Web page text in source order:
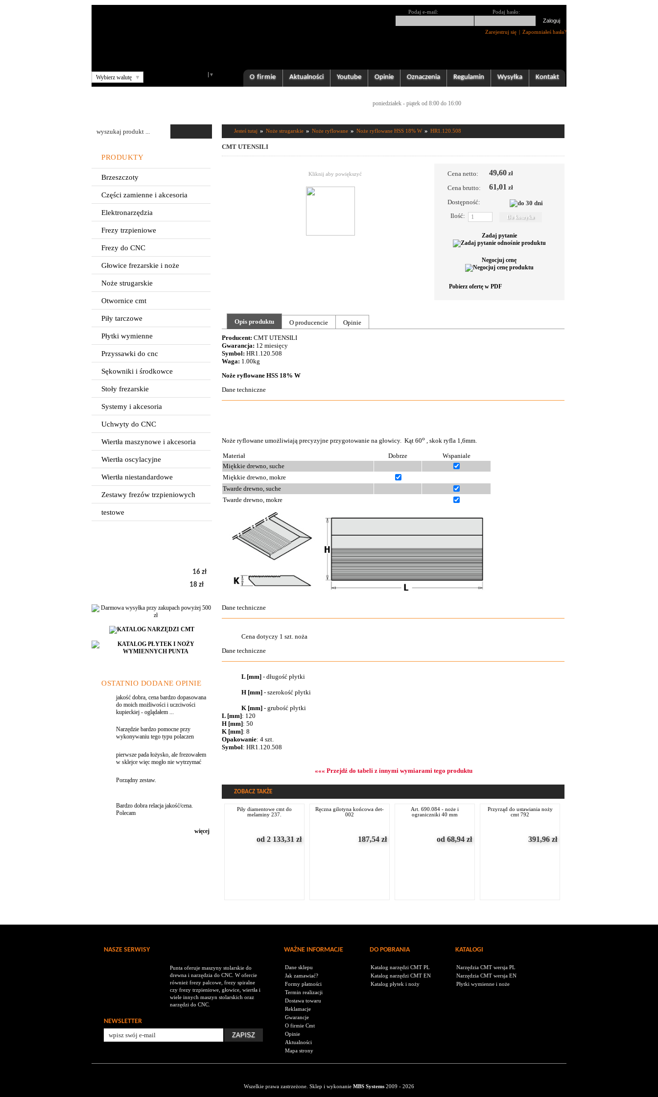
Podaj e-mail: Podaj hasło:
Zapomniałeś hasła?
|
Zarejestruj się
Wybierz walutę ▼ ▼ O firmie Aktualności Youtube Opinie Oznaczenia Regulamin Wysyłka Kontakt
poniedziałek - piątek od 8:00 do 16:00
PRODUKTY
Brzeszczoty
Części zamienne i akcesoria
Elektronarzędzia
Frezy trzpieniowe
Frezy do CNC
Głowice frezarskie i noże
Noże strugarskie
Otwornice cmt
Piły tarczowe
Płytki wymienne
Przyssawki do cnc
Sękowniki i środkowce
Stoły frezarskie
Systemy i akcesoria
Uchwyty do CNC
Wiertła maszynowe i akcesoria
Wiertła oscylacyjne
Wiertła niestandardowe
Zestawy frezów trzpieniowych
testowe
16 zł
18 zł
OSTATNIO DODANE OPINIE
jakość dobra, cena bardzo dopasowana
do moich możliwości i uczciwości
kupieckiej - oglądałem ...
Narzędzie bardzo pomocne przy
wykonywaniu tego typu polaczen
pierwsze pada łożysko, ale frezowałem
w sklejce więc mogło nie wytrzymać
Porządny zestaw.
Bardzo dobra relacja jakość/cena.
Polecam
więcej
Jesteś tutaj » Noże strugarskie » Noże ryflowane » Noże ryflowane HSS 18% W » HR1.120.508
CMT UTENSILI
Kliknij aby powiększyć Cena netto: 49,60zł
Cena brutto:
61,01 zł
Dostępność:
Ilość:
Zadaj pytanie
Negocjuj cenę
Pobierz ofertę w PDF
Opis produktu O producencie Opinie
Producent: CMT UTENSILI
Gwarancja: 12 miesięcy
Symbol: HR1.120.508
Waga: 1.00kg
Noże ryflowane HSS 18% W
Dane techniczne
Noże ryflowane umożliwiają precyzyjne przygotowanie na głowicy. Kąt 60o , skok ryfla 1,6mm.
Materiał Dobrze
Wspaniale
Miękkie drewno, suche
Miękkie drewno, mokre
Twarde drewno, suche
Twarde drewno, mokre
Dane techniczne
Cena dotyczy 1 szt. noża
Dane techniczne
L [mm] - długość płytki
H [mm] - szerokość płytki
K [mm] - grubość płytki
L [mm]: 120
H [mm]: 50
K [mm]: 8
Opakowanie: 4 szt.
Symbol: HR1.120.508
««« Przejdź do tabeli z innymi wymiarami tego produktu
ZOBACZ TAKŻE
piły diamentowe cmt do
melaminy 237.
od 2 133,31 zł
ręczna gilotyna końcowa det-
002
187,54 zł
art. 690.084 - noże i
ograniczniki 40 mm
od 68,94 zł
przyrząd do ustawiania noży
cmt 792
391,96 zł
NASZE SERWISY WAŻNE INFORMACJE DO POBRANIA KATALOGI
Punta oferuje maszyny stolarskie do
drewna i narzędzia do CNC. W ofercie
również frezy palcowe, frezy spiralne
czy frezy trzpieniowe, głowice, wiertła i
wiele innych maszyn stolarskich oraz
narzędzi do CNC.
NEWSLETTER
Dane sklepu
Jak zamawiać?
Formy płatności
Termin realizacji
Dostawa towaru
Reklamacje
Gwarancje
O firmie Cmt
Opinie
Aktualności
Mapa strony
Katalog narzędzi CMT PL
Katalog narzędzi CMT EN
Katalog płytek i noży
Narzędzia CMT wersja PL
Narzędzia CMT wersja EN
Płytki wymienne i noże
Wszelkie prawa zastrzeżone. Sklep i wykonanie MBS Systems 2009 - 2026